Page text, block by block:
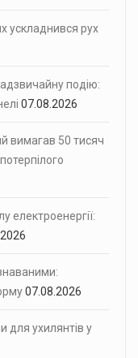
ускладнився рух
подію:
07.08.2026
вимагав 50 тисяч
електроенергії:
07.08.2026
для ухилянтів у